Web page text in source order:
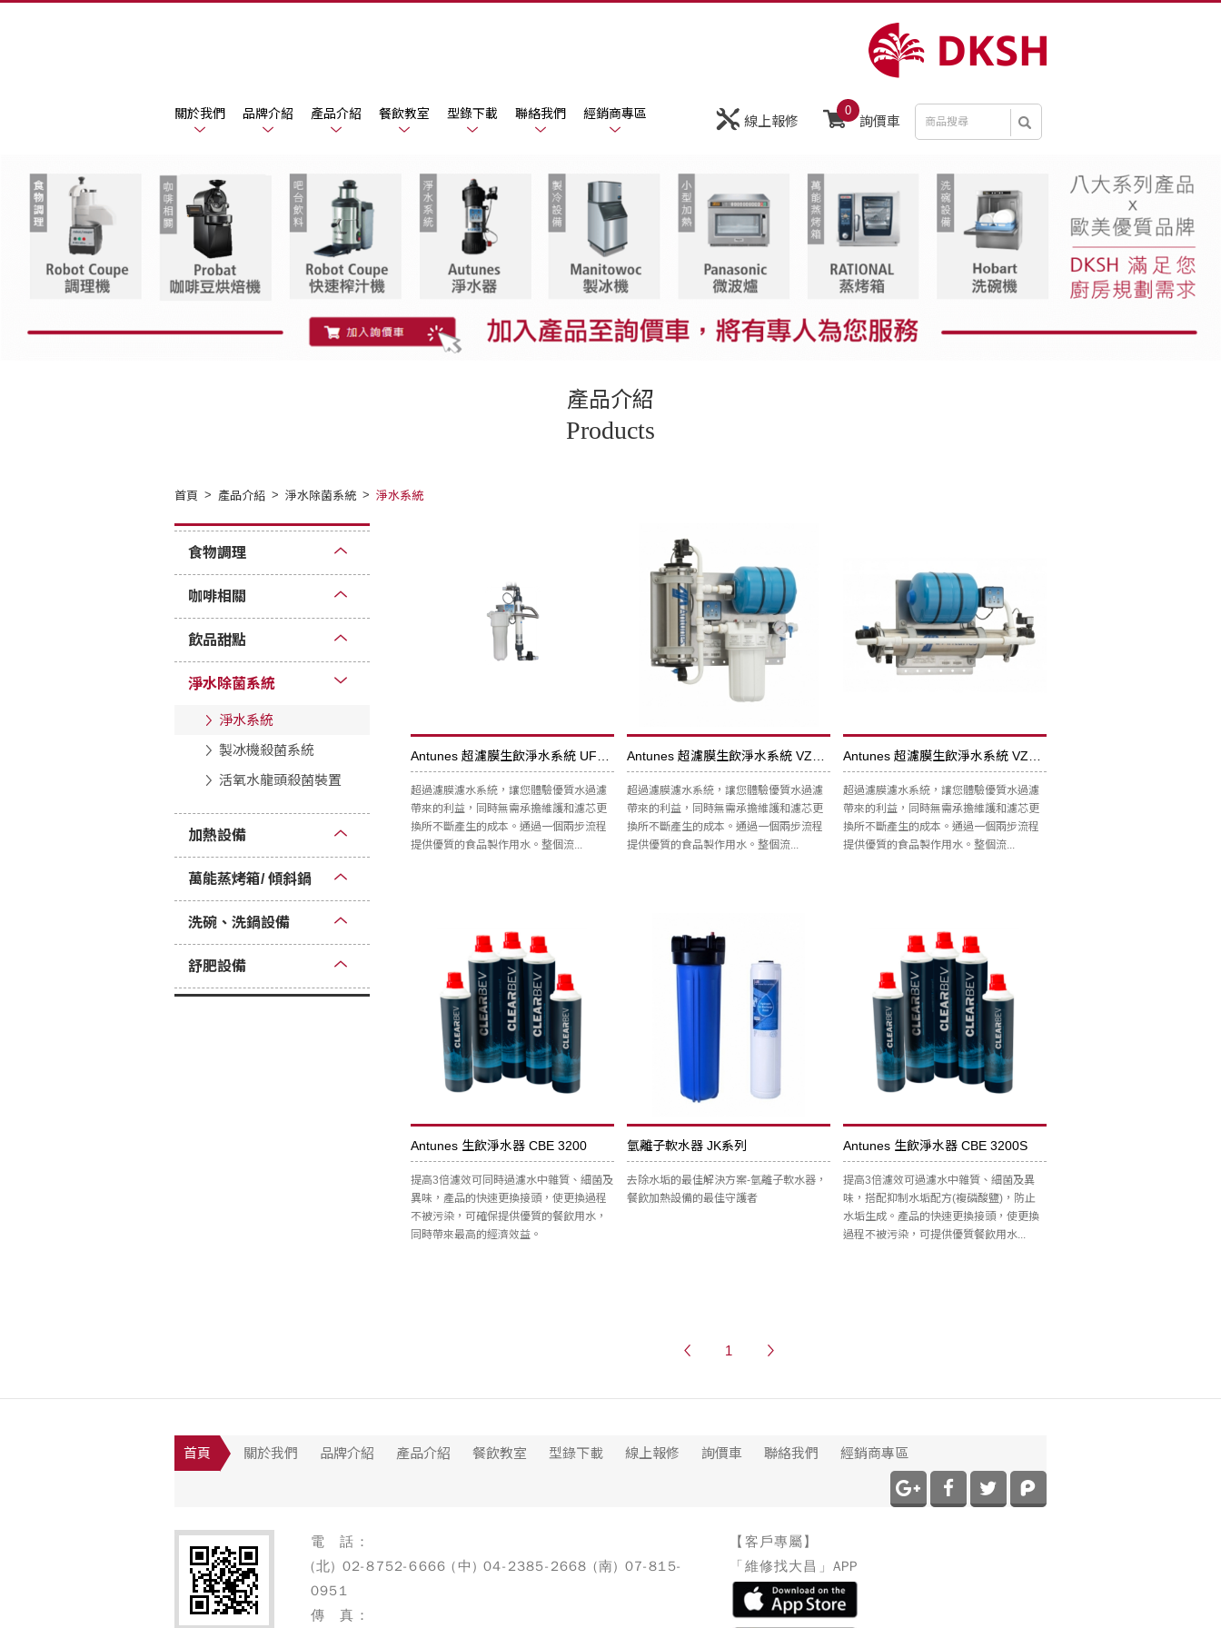
線上報修 詢價車
0
關於我們 品牌介紹 產品介紹 餐飲教室 型錄下載 聯絡我們 經銷商專區
產品介紹
Products
首頁 產品介紹 淨水除菌系統 淨水系統
食物調理
咖啡相關
飲品甜點
淨水除菌系統
淨水系統
製冰機殺菌系統
活氧水龍頭殺菌裝置
加熱設備
萬能蒸烤箱/ 傾斜鍋
洗碗、洗鍋設備
舒肥設備
Antunes 超濾膜生飲淨水系統 UF-216CC
超過濾膜濾水系統，讓您體驗優質水過濾
帶來的利益，同時無需承擔維護和濾芯更
換所不斷產生的成本。通過一個兩步流程
提供優質的食品製作用水。整個流...
Antunes 超濾膜生飲淨水系統 VZN-511V
超過濾膜濾水系統，讓您體驗優質水過濾
帶來的利益，同時無需承擔維護和濾芯更
換所不斷產生的成本。通過一個兩步流程
提供優質的食品製作用水。整個流...
Antunes 超濾膜生飲淨水系統 VZN-520H
超過濾膜濾水系統，讓您體驗優質水過濾
帶來的利益，同時無需承擔維護和濾芯更
換所不斷產生的成本。通過一個兩步流程
提供優質的食品製作用水。整個流...
Antunes 生飲淨水器 CBE 3200
提高3倍濾效可同時過濾水中雜質、細菌及
異味，產品的快速更換接頭，使更換過程
不被污染，可確保提供優質的餐飲用水，
同時帶來最高的經濟效益。
氫離子軟水器 JK系列
去除水垢的最佳解決方案-氫離子軟水器，
餐飲加熱設備的最佳守護者
Antunes 生飲淨水器 CBE 3200S
提高3倍濾效可過濾水中雜質、細菌及異
味，搭配抑制水垢配方(複磷酸鹽)，防止
水垢生成。產品的快速更換接頭，使更換
過程不被污染，可提供優質餐飲用水...
1
首頁 關於我們 品牌介紹 產品介紹 餐飲教室 型錄下載 線上報修 詢價車 聯絡我們 經銷商專區
電 話：
(北) 02-8752-6666 (中) 04-2385-2668 (南) 07-815-
0951
傳 真：
【客戶專屬】
「維修找大昌」APP